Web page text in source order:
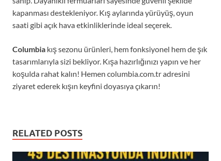
kapanması destekleniyor. Kış aylarında yürüyüş, oyun
saati gibi açık hava etkinliklerinde ideal seçerek.
Columbia kış sezonu ürünleri, hem fonksiyonel hem de şık
tasarımlarıyla sizi bekliyor. Kışa hazırlığınızı yapın ve her
koşulda rahat kalın! Hemen columbia.com.tr adresini
ziyaret ederek kışın keyfini doyasıya çıkarın!
RELATED POSTS